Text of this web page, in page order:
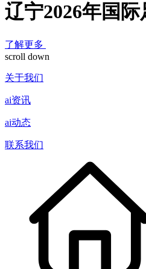
辽宁2026年国
了解更多
scroll down
关于我们
ai资讯
ai动态
联系我们